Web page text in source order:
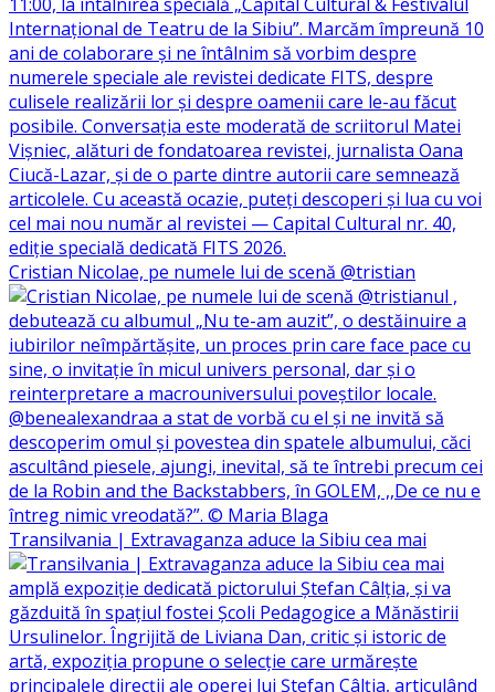
Cristian Nicolae, pe numele lui de scenă @tristian
Transilvania | Extravaganza aduce la Sibiu cea mai